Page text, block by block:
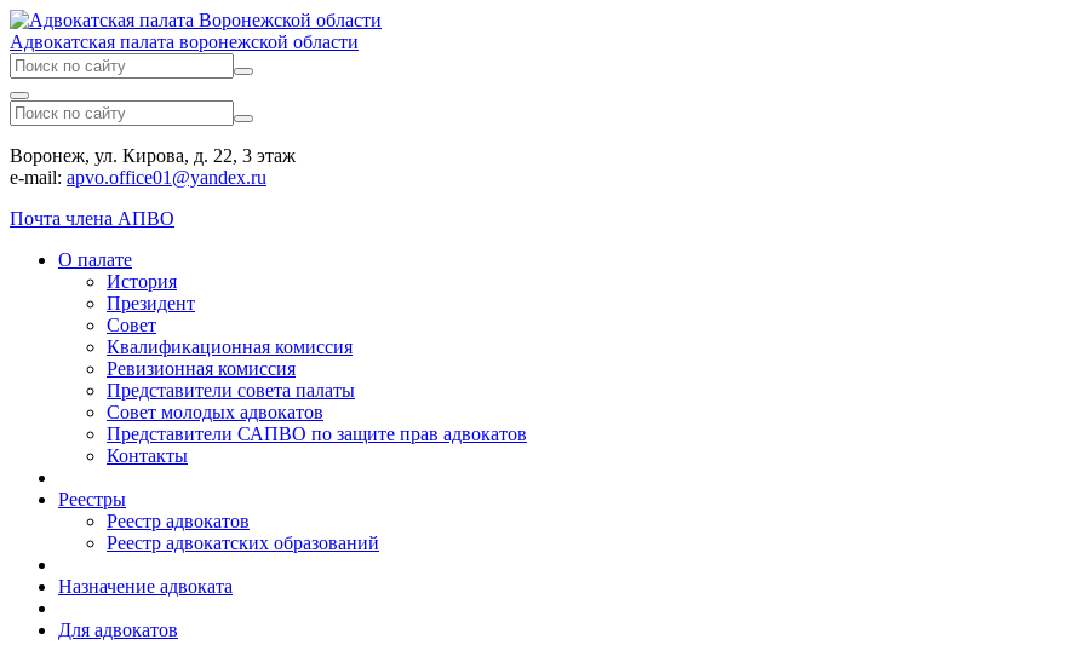
Адвокатская палата воронежской области
Воронеж, ул. Кирова, д. 22, 3 этаж
e-mail: apvo.office01@yandex.ru
Почта члена АПВО
О палате
История
Президент
Совет
Квалификационная комиссия
Ревизионная комиссия
Представители совета палаты
Совет молодых адвокатов
Представители САПВО по защите прав адвокатов
Контакты
Реестры
Реестр адвокатов
Реестр адвокатских образований
Назначение адвоката
Для адвокатов